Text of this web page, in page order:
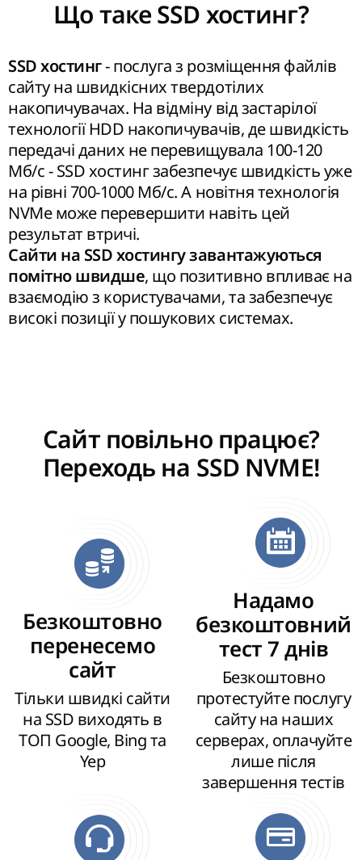
Що таке SSD хостинг?
SSD хостинг- послуга з розміщення файлів
сайту на швидкісних твердотілих
накопичувачах. На відміну від застарілої
технології HDD накопичувачів, де швидкість
передачі даних не перевищувала 100-120
Мб/с - SSD хостинг забезпечує швидкість уже
на рівні 700-1000 Мб/с. А новітня технологія
NVMe може перевершити навіть цей
результат втричі.
Сайти на SSD хостингу завантажуються
помітно швидше, що позитивно впливає на
взаємодію з користувачами, та забезпечує
високі позиції у пошукових системах.
Сайт повільно працює?
Переходь на SSD NVME!
Безкоштовно
перенесемо
сайт
Тільки швидкі сайти
на SSD виходять в
ТОП Google, Bing та
Yep
Надамо
безкоштовний
тест 7 днів
Безкоштовно
протестуйте послугу
сайту на наших
серверах, оплачуйте
лише після
завершення тестів